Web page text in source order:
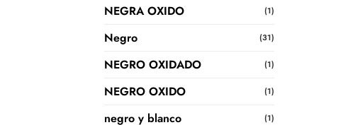
NEGRA OXIDO (1)
Negro (31)
NEGRO OXIDADO (1)
NEGRO OXIDO (1)
negro y blanco (1)